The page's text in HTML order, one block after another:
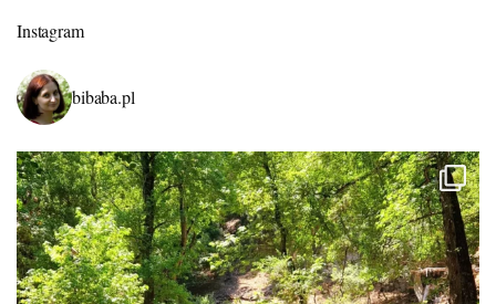
Instagram
bibaba.pl